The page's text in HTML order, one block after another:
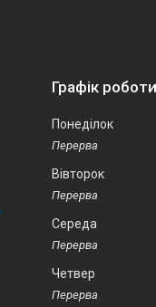
Графік роботи
Понеділок
Вівторок
Середа
Четвер